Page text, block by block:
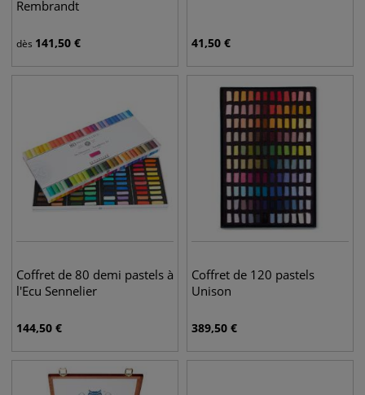
Rembrandt
dès 141,50 € 41,50 €
Coffret de 80 demi pastels à
l'Ecu Sennelier
144,50 €
Coffret de 120 pastels
Unison
389,50 €